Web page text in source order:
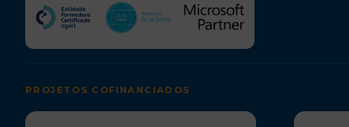
PROJETOS COFINANCIADOS